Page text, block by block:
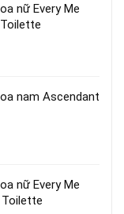
nữ Every Me
nam Ascendant
nữ Every Me
Toilette